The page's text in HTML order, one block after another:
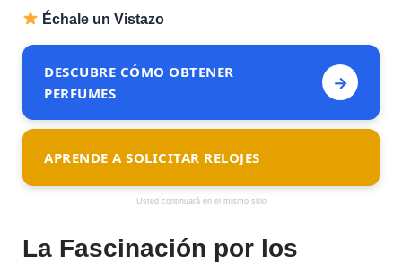
Échale un Vistazo
DESCUBRE CÓMO OBTENER
PERFUMES
→
APRENDE A SOLICITAR RELOJES
Usted continuará en el mismo sitio
La Fascinación por los